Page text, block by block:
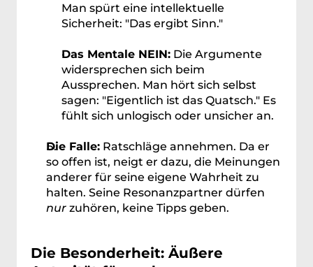
Man spürt eine intellektuelle
Sicherheit: "Das ergibt Sinn."
Das Mentale NEIN: Die Argumente
widersprechen sich beim
Aussprechen. Man hört sich selbst
sagen: "Eigentlich ist das Quatsch." Es
fühlt sich unlogisch oder unsicher an.
Die Falle: Ratschläge annehmen. Da er
so offen ist, neigt er dazu, die Meinungen
anderer für seine eigene Wahrheit zu
nur zuhören, keine Tipps geben.
Die Besonderheit: Äußere